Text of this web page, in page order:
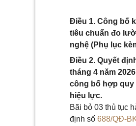
Điều 1. Công bố
tiêu chuẩn đo
nghệ (Phụ lục
Điều 2. Quyết
tháng 4 năm
công bố hợp
hiệu lực.
Bãi bỏ 03 thủ tục
định số 688/QĐ-